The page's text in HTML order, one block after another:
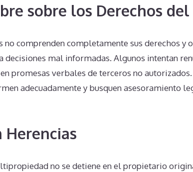
sobre los Derechos
no comprenden completamente sus derechos y
decisiones mal informadas. Algunos intentan
promesas verbales de terceros no
adecuadamente y busquen asesoramiento
Herencias
no se detiene en el propietario